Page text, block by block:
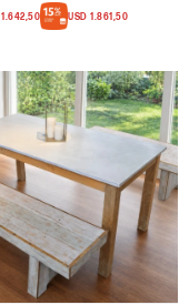
1.642,50 USD 1.861,50